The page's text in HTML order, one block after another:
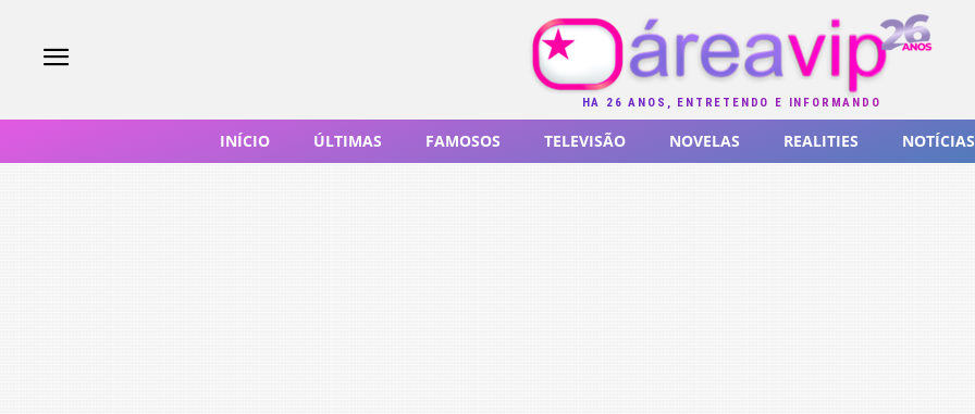
HÁ 26 ANOS, ENTRETENDO E INFORMANDO
INÍCIO ÚLTIMAS FAMOSOS TELEVISÃO NOVELAS REALITIES NOTÍCIAS